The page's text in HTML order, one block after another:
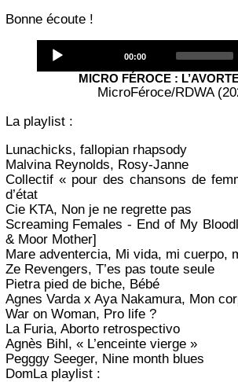
Bonne écoute !
Player
Current
00:00
MICRO FÉROCE :
MicroFéroce/RDWA
La playlist :
Lunachicks, fallopian rhapsody
Malvina Reynolds, Rosy-Janne
Collectif « pour des chansons de
d’état
Cie KTA, Non je ne regrette pas
Screaming Females - End of My
& Moor Mother]
Mare adventercia, Mi vida, mi cuerpo,
Ze Revengers, T’es pas toute seule
Pietra pied de biche, Bébé
Agnes Varda x Aya Nakamura, Mon
War on Woman, Pro life ?
La Furia, Aborto retrospectivo
Agnès Bihl, « L’enceinte vierge »
Pegggy Seeger, Nine month blues
DomLa playlist :